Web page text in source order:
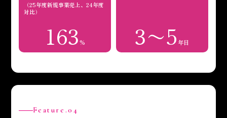
（25年度新規事業売上、24年度
対比）
163% 3〜5 年目
Feature.04